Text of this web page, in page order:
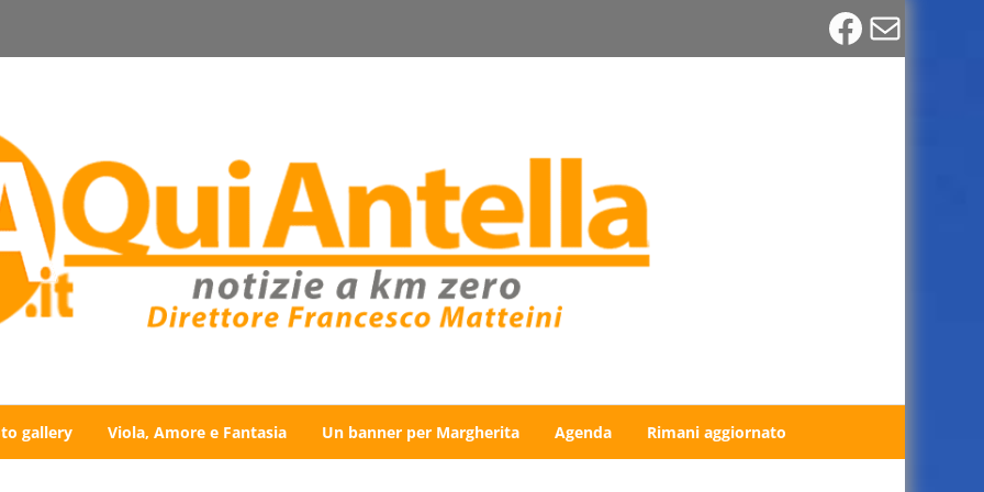
Email
gallery Viola, Amore e Fantasia Un banner per Margherita Agenda Rimani aggiornato